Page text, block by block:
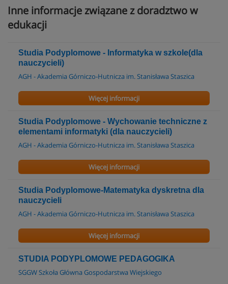
Inne informacje związane z doradztwo w
edukacji
Studia Podyplomowe - Informatyka w szkole(dla
nauczycieli)
AGH - Akademia Górniczo-Hutnicza im. Stanisława Staszica
Więcej informacji
Studia Podyplomowe - Wychowanie techniczne z
elementami informatyki (dla nauczycieli)
AGH - Akademia Górniczo-Hutnicza im. Stanisława Staszica
Więcej informacji
Studia Podyplomowe-Matematyka dyskretna dla
nauczycieli
AGH - Akademia Górniczo-Hutnicza im. Stanisława Staszica
Więcej informacji
STUDIA PODYPLOMOWE PEDAGOGIKA
SGGW Szkoła Główna Gospodarstwa Wiejskiego